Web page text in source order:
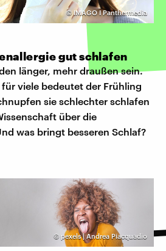
© IMAGO I Panthermedia
gut schlafen
länger, mehr draußen sein.
viele bedeutet der Frühling
sie schlechter schlafen
über die
was bringt besseren Schlaf?
© pexels | Andrea Piacquadio